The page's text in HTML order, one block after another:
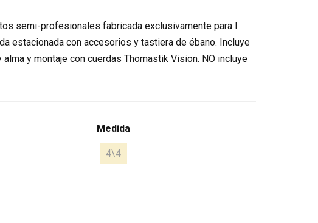
semi-profesionales fabricada exclusivamente para I
estacionada con accesorios y tastiera de ébano. Incluye
y montaje con cuerdas Thomastik Vision. NO incluye
Medida
4\4